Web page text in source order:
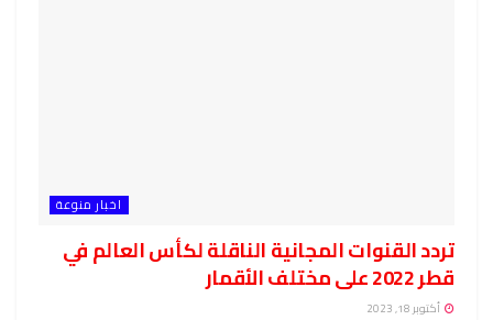
اخبار منوعة
تردد القنوات المجانية الناقلة لكأس العالم في
قطر 2022 على مختلف الأقمار
أكتوبر 18, 2023